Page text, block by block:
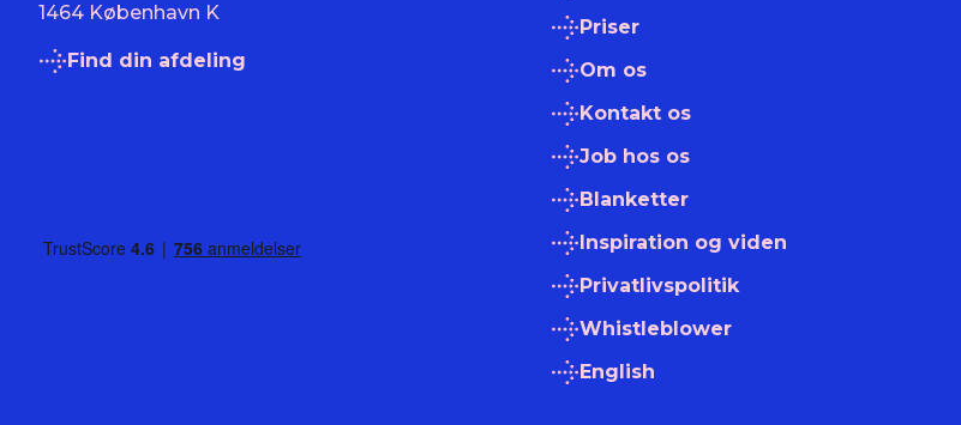
1464 København K
Find din afdeling
Priser
Om os
Kontakt os
Job hos os
Blanketter
Inspiration og viden
Privatlivspolitik
Whistleblower
English